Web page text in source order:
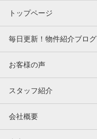
トップページ
毎日更新！物件紹介ブログ
お客様の声
スタッフ紹介
会社概要